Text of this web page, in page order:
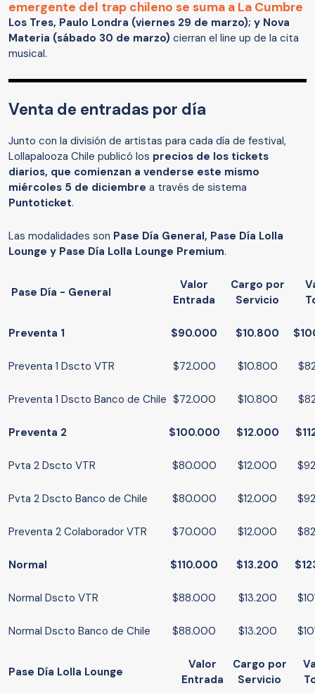
emergente del trap chileno se suma a La Cumbre
Los Tres, Paulo Londra (viernes 29 de marzo); y Nova
Materia (sábado 30 de marzo) cierran el line up de la cita
musical.
Venta de entradas por día
Junto con la división de artistas para cada día de festival,
Lollapalooza Chile publicó los precios de los tickets
diarios, que comienzan a venderse este mismo
miércoles 5 de diciembre a través de sistema
Puntoticket.
Las modalidades son Pase Día General, Pase Día Lolla
Lounge y Pase Día Lolla Lounge Premium.
Pase Día - General
Valor
Entrada
Cargo por
Servicio
Preventa 1 $90.000 $10.800
Preventa 1 Dscto VTR $72.000 $10.800
Preventa 1 Dscto Banco de Chile $72.000 $10.800
Preventa 2 $100.000 $12.000
Pvta 2 Dscto VTR $80.000 $12.000
Pvta 2 Dscto Banco de Chile $80.000 $12.000
Preventa 2 Colaborador VTR $70.000 $12.000
Normal $110.000 $13.200
Normal Dscto VTR $88.000 $13.200
Normal Dscto Banco de Chile $88.000 $13.200
Pase Día Lolla Lounge
Valor
Entrada
Cargo por
Servicio